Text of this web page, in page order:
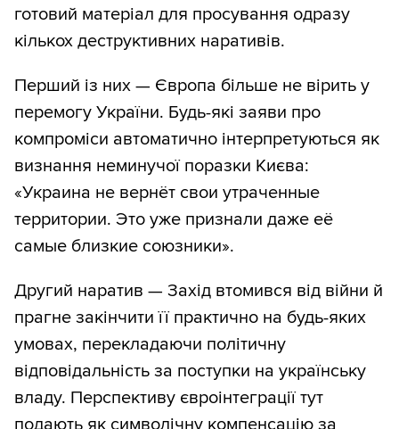
готовий матеріал для просування одразу
кількох деструктивних наративів.
Перший із них — Європа більше не вірить у
перемогу України. Будь-які заяви про
компроміси автоматично інтерпретуються як
визнання неминучої поразки Києва:
«Украина не вернёт свои утраченные
территории. Это уже признали даже её
самые близкие союзники».
Другий наратив — Захід втомився від війни й
прагне закінчити її практично на будь-яких
умовах, перекладаючи політичну
відповідальність за поступки на українську
владу. Перспективу євроінтеграції тут
подають як символічну компенсацію за